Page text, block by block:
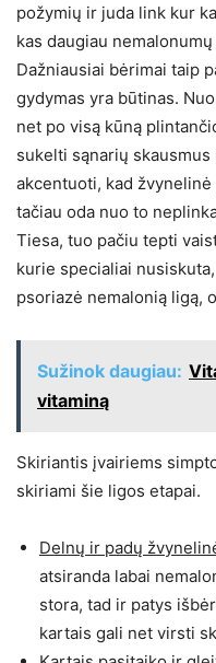
požymių ir juda link kur
kas daugiau
Dažniausiai bėrimai taip
gydymas yra būtinas.
net po visą kūną
sukelti sąnarių
akcentuoti, kad
tačiau oda nuo to
Tiesa, tuo pačiu tepti
kurie specialiai
psoriazė nemalonią ligą,
Sužinok daugiau:
vitaminą
Skiriantis įvairiems
skiriami šie ligos etapai.
Delnų ir padų
atsiranda labai
stora, tad ir patys
kartais gali net virsti